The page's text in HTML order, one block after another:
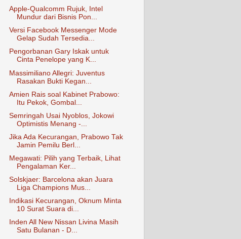
Apple-Qualcomm Rujuk, Intel
Mundur dari Bisnis Pon...
Versi Facebook Messenger Mode
Gelap Sudah Tersedia...
Pengorbanan Gary Iskak untuk
Cinta Penelope yang K...
Massimiliano Allegri: Juventus
Rasakan Bukti Kegan...
Amien Rais soal Kabinet Prabowo:
Itu Pekok, Gombal...
Semringah Usai Nyoblos, Jokowi
Optimistis Menang -...
Jika Ada Kecurangan, Prabowo Tak
Jamin Pemilu Berl...
Megawati: Pilih yang Terbaik, Lihat
Pengalaman Ker...
Solskjaer: Barcelona akan Juara
Liga Champions Mus...
Indikasi Kecurangan, Oknum Minta
10 Surat Suara di...
Inden All New Nissan Livina Masih
Satu Bulanan - D...